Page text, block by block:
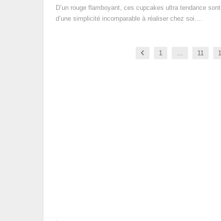
D’un rouge flamboyant, ces cupcakes ultra tendance sont
d’une simplicité incomparable à réaliser chez soi.…
Previous
1 … 11